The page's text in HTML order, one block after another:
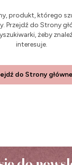
produkt, którego
Przejdź do Strony
żeby
interesuje.
do Strony